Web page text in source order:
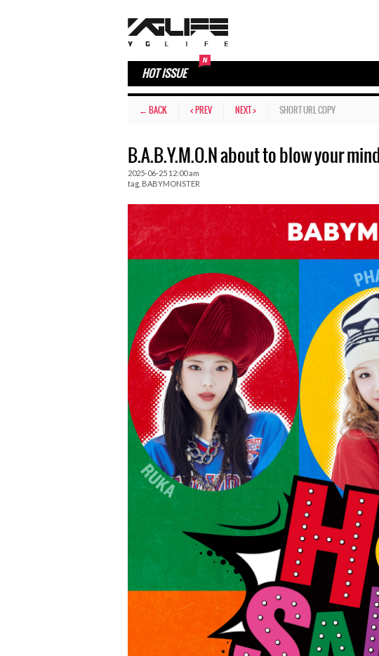
HOT ISSUE
← BACK < PREV NEXT > SHORT URL COPY
B.A.B.Y.M.O.N about to blow your mind
2025-06-25 12:00 am
tag. BABYMONSTER